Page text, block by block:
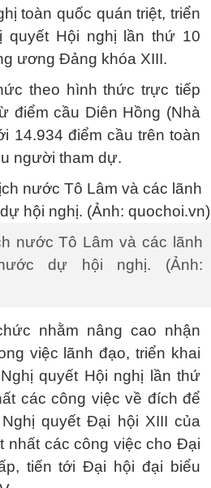
toàn quốc quán triệt, triển
quyết Hội nghị lần thứ 10
ương Đảng khóa XIII.
theo hình thức trực tiếp
điểm cầu Diên Hồng (Nhà
14.934 điểm cầu trên toàn
người tham dự.
nước Tô Lâm và các lãnh
dự hội nghị. (Ảnh:
nhằm nâng cao nhận
việc lãnh đạo, triển khai
quyết Hội nghị lần thứ
các công việc về đích để
quyết Đại hội XIII của
nhất các công việc cho Đại
tiến tới Đại hội đại biểu